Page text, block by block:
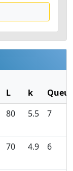
L k
80 5.5 7
70 4.9 6